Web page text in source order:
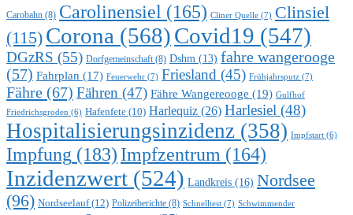
Carobahn (8) Carolinensiel (165) Cliner Quelle (7) Clinsiel
(115) Corona (568)Covid19 (547)
DGzRS (55) Dorfgemeinschaft(8) Dshm (13) fahre wangerooge
(57) Fahrplan (17) Feuerwehr (7) Friesland (45) Frühjahrsputz (7)
Fähre (67) Fähren (47) Fähre Wangereooge (19) Gulfhof
Friedrichsgroden (6) Hafenfete (10) Harlequiz (26) Harlesiel (48)
Hospitalisierungsinzidenz (358) Impfstart (6)
Impfung (183) Impfzentrum (164)
Inzidenzwert (524) Landkreis (16) Nordsee
(96) Nordseelauf(12) Polizeiberichte (8) Schnelltest (7) Schwimmender